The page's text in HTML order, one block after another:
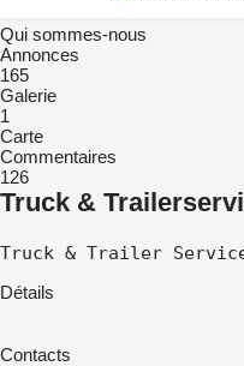
Qui sommes-nous
Annonces
165
Galerie
1
Carte
Commentaires
126
Truck &
Truck & Trailer
Détails
Contacts